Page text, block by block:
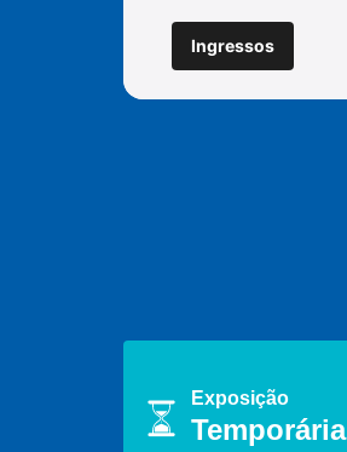
Ingressos
Exposição
Temporária